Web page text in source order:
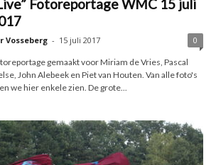
Fotoreportage WMC 15 juli
Vosseberg - 15 juli 2017 0
gemaakt voor Miriam de Vries, Pascal
John Alebeek en Piet van Houten. Van alle foto's
we hier enkele zien. De grote...